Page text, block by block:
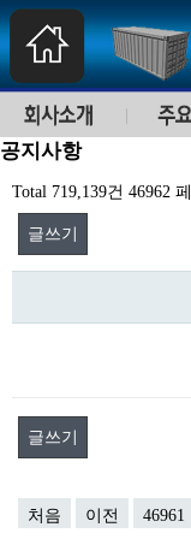
공지사항
Total 719,139건 46962
글쓰기
글쓰기
처음 이전 46961